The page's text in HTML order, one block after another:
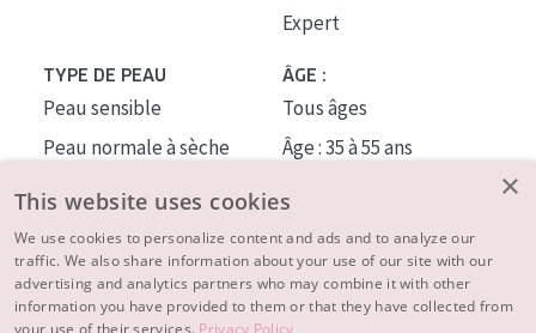
Expert
TYPE DE PEAU
Peau sensible
Peau normale à sèche
Peau mixte ou grasse
Peau mature
Peau ménopausée
ÂGE :
Tous âges
Âge : 35 à 55 ans
À PROPOS
×
This website uses cookies
We use cookies to personalize content and ads and to analyze our
traffic. We also share information about your use of our site with our
advertising and analytics partners who may combine it with other
information you have provided to them or that they have collected from
your use of their services. Privacy Policy